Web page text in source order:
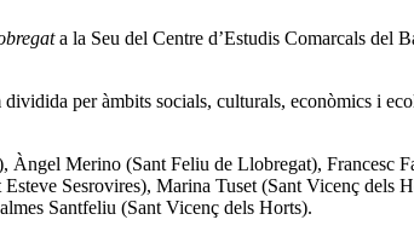
a la Seu del Centre d’Estudis Comarcals del
per àmbits socials, culturals, econòmics i
Merino (Sant Feliu de Llobregat), Francesc
Sesrovires), Marina Tuset (Sant Vicenç dels
Santfeliu (Sant Vicenç dels Horts).